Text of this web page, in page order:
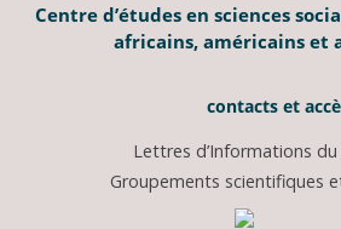
Centre d’études en sciences
africains, américains et
contacts et
Lettres d’Informations du
Groupements scientifiques